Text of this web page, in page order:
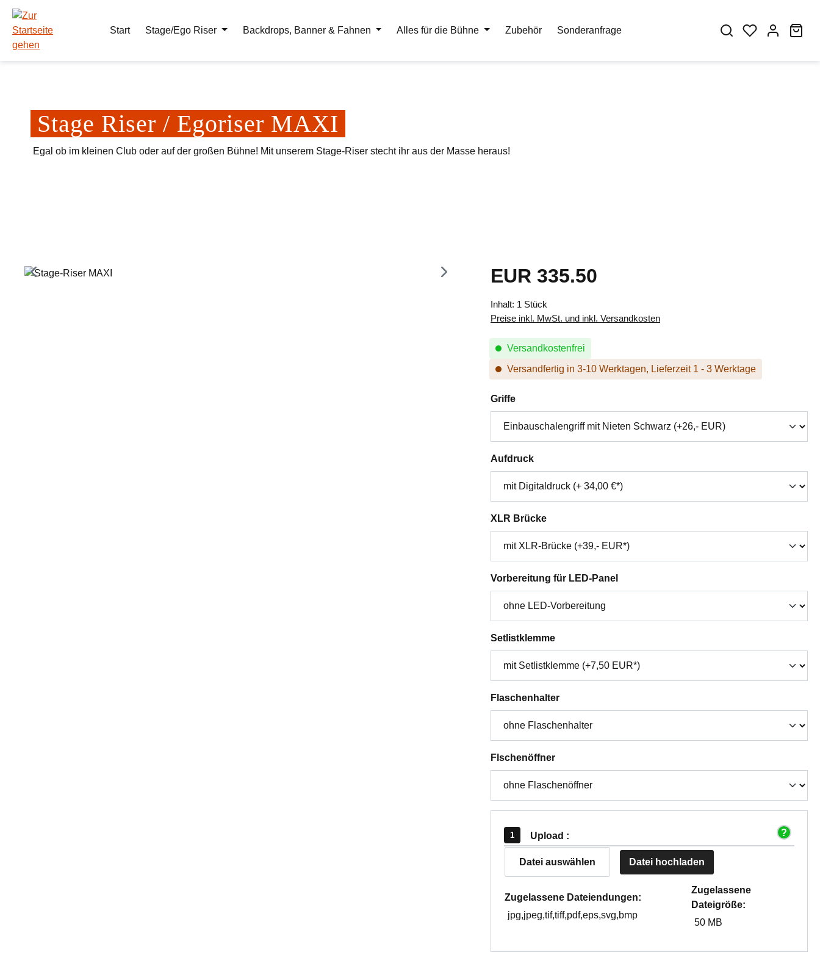
Hauptinhalt springen
Zur Suche springen
Zur Hauptnavigation springen
Start
Stage/Ego Riser Backdrops, Banner & Fahnen Alles für die Bühne Zubehör Sonderanfrage
Stage Riser / Egoriser MAXI
Egal ob im kleinen Club oder auf der großen Bühne! Mit unserem Stage-Riser stecht ihr aus der Masse heraus!
Bildergalerie überspringen Regulärer Preis:
EUR 335.50
Inhalt: 1 Stück
Preise inkl. MwSt. und inkl. Versandkosten
Versandkostenfrei
Versandfertig in 3-10 Werktagen, Lieferzeit 1 - 3 Werktage
Griffeauswählen
Aufdruckauswählen
XLR Brückeauswählen
Vorbereitung für LED-Panelauswählen
Setlistklemmeauswählen
Flaschenhalterauswählen
Flschenöffnerauswählen
Upload :
Datei auswählen Datei hochladen
Zugelassene Dateiendungen:
jpg,jpeg,tif,tiff,pdf,eps,svg,bmp
Zugelassene
Dateigröße:
50 MB